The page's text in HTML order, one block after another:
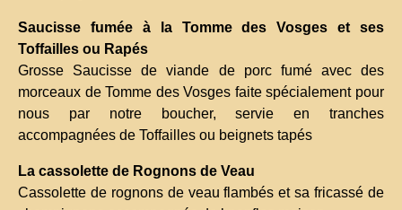
Saucisse fumée à la Tomme des Vosges et ses
Toffailles ou Rapés
Grosse Saucisse de viande de porc fumé avec des
morceaux de Tomme des Vosges faite spécialement pour
nous par notre boucher, servie en tranches
accompagnées de Toffailles ou beignets tapés
La cassolette de Rognons de Veau
Cassolette de rognons de veau flambés et sa fricassé de